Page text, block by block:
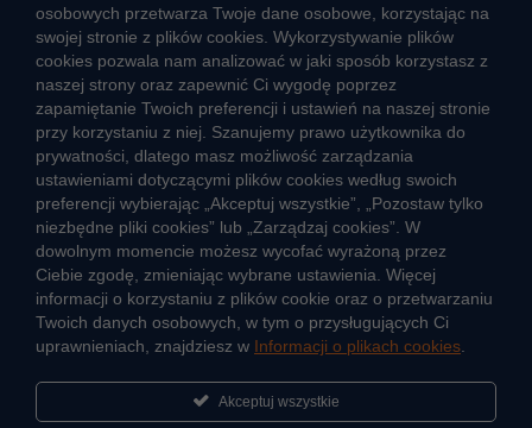
CIEPŁO SYSTEMOWE
Zalety ciepła systemowego
Ciepło przez cały rok
Usługi okołociepłownicze
Informacje ciepła systemowego
JAK POWSTAJE CIEPŁO
ŹRÓDŁA CIEPŁA
Mapa sieci ciepłowniczej
osobowych przetwarza Twoje dane osobowe, korzystając na
swojej stronie z plików cookies. Wykorzystywanie plików
cookies pozwala nam analizować w jaki sposób korzystasz z
naszej strony oraz zapewnić Ci wygodę poprzez
zapamiętanie Twoich preferencji i ustawień na naszej stronie
przy korzystaniu z niej. Szanujemy prawo użytkownika do
prywatności, dlatego masz możliwość zarządzania
ustawieniami dotyczącymi plików cookies według swoich
preferencji wybierając „Akceptuj wszystkie”, „Pozostaw tylko
niezbędne pliki cookies” lub „Zarządzaj cookies”. W
dowolnym momencie możesz wycofać wyrażoną przez
Ciebie zgodę, zmieniając wybrane ustawienia. Więcej
informacji o korzystaniu z plików cookie oraz o przetwarzaniu
Twoich danych osobowych, w tym o przysługujących Ci
uprawnieniach, znajdziesz w Informacji o plikach cookies
Akceptuj wszystkie